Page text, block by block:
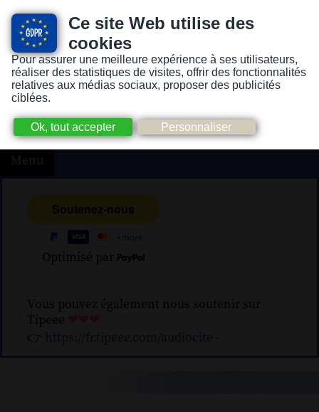
Ce site Web utilise des
cookies
Pour assurer une meilleure expérience à ses utilisateurs,
réaliser des statistiques de visites, offrir des fonctionnalités
relatives aux médias sociaux, proposer des publicités
ciblées.
Version pour personnes mal-voyantes ou non-voyantes
Menu
Optimisé par
Vous pouvez également nous soutenir sur
Tipeee
👉
-